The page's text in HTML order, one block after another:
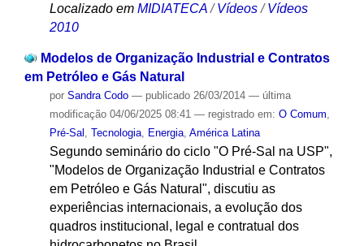
Localizado em MIDIATECA /Vídeos /Vídeos
2010
Modelos de Organização Industrial e Contratos
em Petróleo e Gás Natural
por Sandra Codo — publicado26/03/2014 — última
modificação04/06/2025 08:41 — registrado em: O Comum,
Pré-Sal , Tecnologia, Energia, América Latina
Segundo seminário do ciclo "O Pré-Sal na USP",
"Modelos de Organização Industrial e Contratos
em Petróleo e Gás Natural", discutiu as
experiências internacionais, a evolução dos
quadros institucional, legal e contratual dos